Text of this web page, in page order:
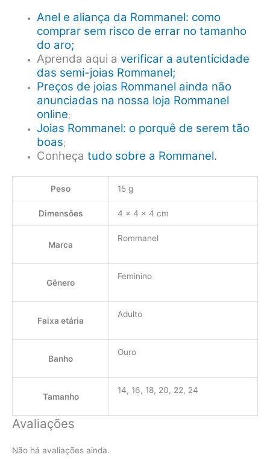
Anel e aliança da Rommanel: como
comprar sem risco de errar no tamanho
do aro;
Aprenda aqui averificar a autenticidade
das semi-joias Rommanel;
Preços de joias Rommanel ainda não
anunciadas na nossa loja Rommanel
online;
Joias Rommanel: o porquê de serem tão
boas;
Conheçatudo sobre a Rommanel.
Peso 15 g
Dimensões 4 × 4 × 4 cm
Marca
Rommanel
Gênero
Feminino
Faixa etária
Adulto
Banho
Ouro
Tamanho
14, 16, 18, 20, 22, 24
Avaliações
Não há avaliações ainda.